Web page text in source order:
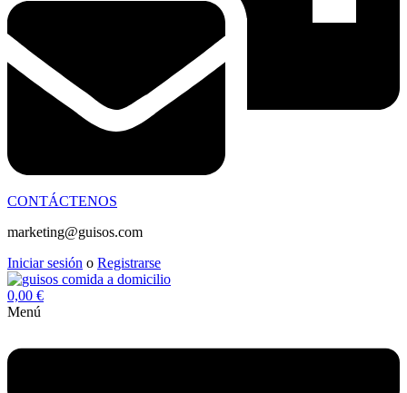
CONTÁCTENOS
marketing@guisos.com
Iniciar sesión o Registrarse
0,00 €
Menú